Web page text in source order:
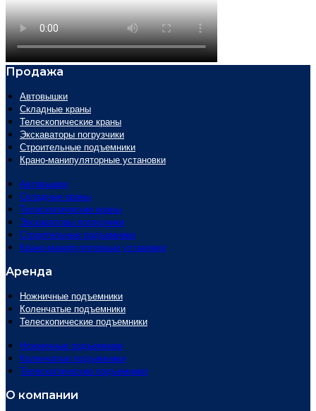
Продажа
Автовышки
Складные краны
Телескопические краны
Экскаваторы погрузчики
Строительные подъемники
Крано-манипуляторные установки
Автовышки
Складные краны
Телескопические краны
Экскаваторы погрузчики
Строительные подъемники
Крано-манипуляторные установки
Аренда
Ножничные подъемники
Коленчатые подъемники
Телескопические подъемники
Ножничные подъемники
Коленчатые подъемники
Телескопические подъемники
О компании